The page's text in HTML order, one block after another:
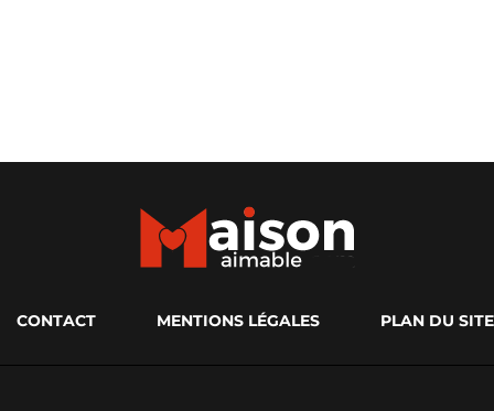
CONTACT MENTIONS LÉGALES PLAN DU SITE